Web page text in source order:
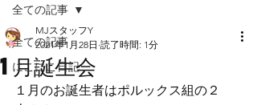
全ての記事
にこにこ日記
全ての記事
1月誕生会
MJスタッフY
2021年1月28日 読了時間: 1分
１月のお誕生者はポルックス組の２